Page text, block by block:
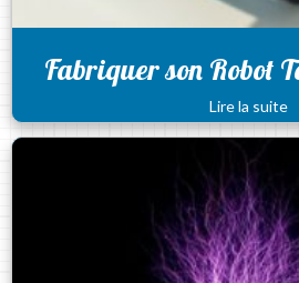
Fabriquer son Robot
Lire la suite